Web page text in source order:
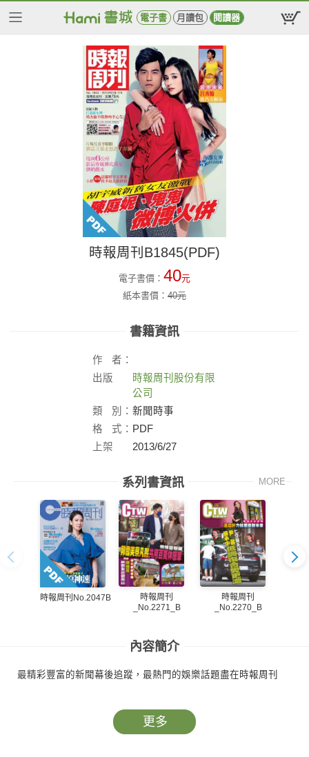
電子書 月讀包 閱讀器
時報周刊B1845(PDF)
電子書價： 40元
紙本書價： 40元
書籍資訊
作
者：
出版
時報周刊股份有限
公司
類
別： 新聞時事
格
式： PDF
上架
2013/6/27
系列書資訊 MORE
時報周刊No.2047B
時報周刊
_No.2271_B
時報周刊
_No.2270_B
內容簡介
最精彩豐富的新聞幕後追蹤，最熱門的娛樂話題盡在時報周刊
更多